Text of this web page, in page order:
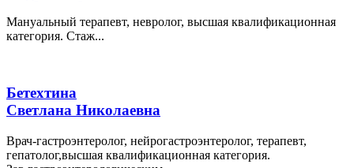
Мануальный терапевт, невролог, высшая квалификационная
категория. Стаж...
Бетехтина
Светлана Николаевна
Врач-гастроэнтеролог, нейрогастроэнтеролог, терапевт,
гепатолог,высшая квалификационная категория.